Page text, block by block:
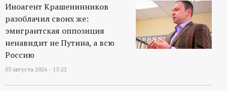
Иноагент Крашенинников
разоблачил своих же:
эмигрантская оппозиция
ненавидит не Путина, а всю
Россию
03 августа 2026 - 15:22